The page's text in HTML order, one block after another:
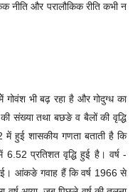
नीति और परालौकिक रीति कभी न
भी बढ़ रहा है और गोदुग्ध का
संख्या तथा बछङे व बैलों की वृद्धि
में हुई शासकीय गणता बताती है कि
प्रतिशत वृद्धि हुई है। वर्ष -
आंकङे गवाह हैं कि वर्ष 1966 से